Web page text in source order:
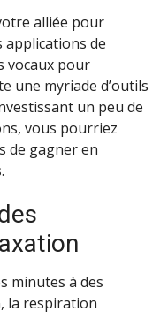
alliée pour
applications de
vocaux pour
une myriade d’outils
un peu de
vous pourriez
de gagner en
.
minutes à des
la respiration